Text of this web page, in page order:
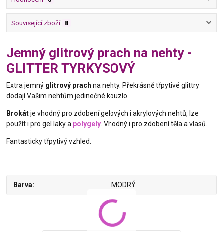
Související zboží 8
Jemný glitrový prach na nehty -
GLITTER TYRKYSOVÝ
Extra jemný glitrový prach na nehty. Překrásně třpytivé glittry
dodají Vašim nehtům jedinečné kouzlo.
Brokátje vhodný pro zdobení gelových i akrylových nehtů, lze
použít i pro gel laky a polygely . Vhodný i pro zdobení těla a vlasů.
Fantasticky třpytivý vzhled.
Barva MODRÝ